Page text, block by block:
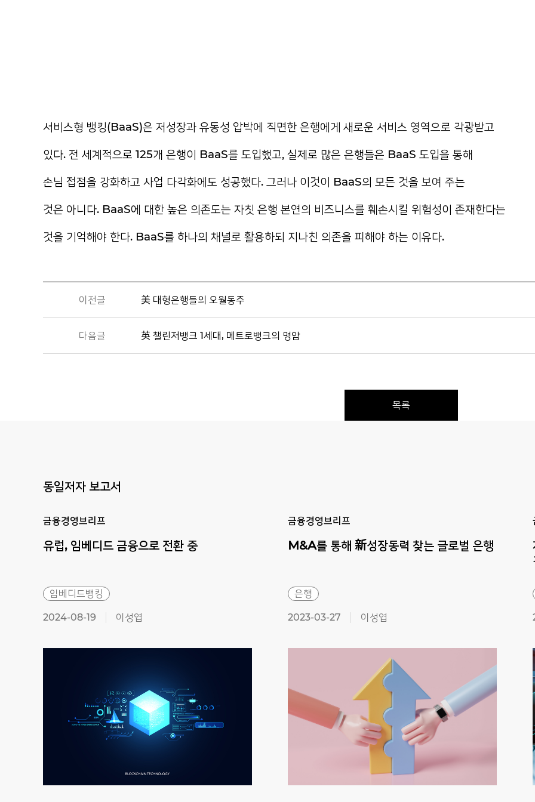
서비스형 뱅킹(BaaS)은 저성장과 유동성 압박에 직면한 은행에게 새로운 서비스 영역으로 각광받고
있다. 전 세계적으로 125개 은행이 BaaS를 도입했고, 실제로 많은 은행들은 BaaS 도입을 통해
손님 접점을 강화하고 사업 다각화에도 성공했다. 그러나 이것이 BaaS의 모든 것을 보여 주는
것은 아니다. BaaS에 대한 높은 의존도는 자칫 은행 본연의 비즈니스를 훼손시킬 위험성이 존재한다는
것을 기억해야 한다. BaaS를 하나의 채널로 활용하되 지나친 의존을 피해야 하는 이유다.
이전글 美 대형은행들의 오월동주
다음글 英 챌린저뱅크 1세대, 메트로뱅크의 명암
목록
동일저자 보고서
금융경영브리프
유럽, 임베디드 금융으로 전환 중
임베디드뱅킹
2024-08-19 이성엽
금융경영브리프
M&A를 통해 新성장동력 찾는 글로벌 은행
은행
2023-03-27 이성엽